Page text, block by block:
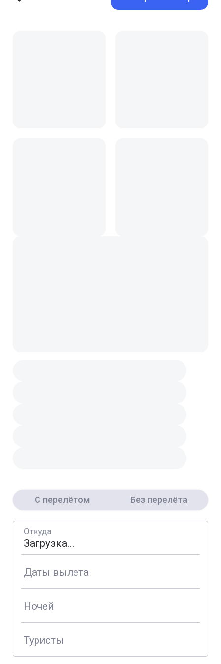
С перелётом Без перелёта
Откуда
Даты вылета
Ночей
Туристы